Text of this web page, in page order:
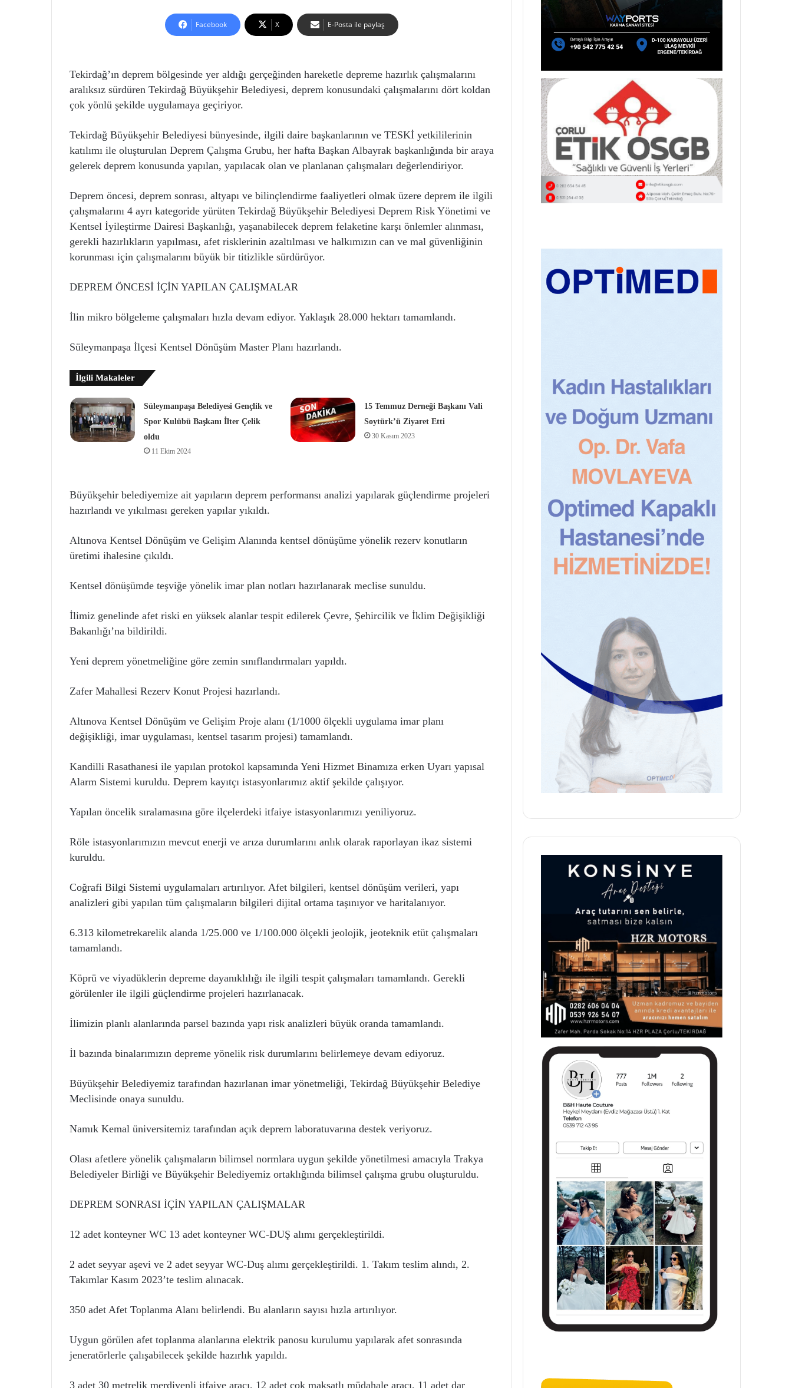
Facebook X E-Posta ile paylaş
Tekirdağ’ın deprem bölgesinde yer aldığı gerçeğinden hareketle depreme hazırlık çalışmalarını
aralıksız sürdüren Tekirdağ Büyükşehir Belediyesi, deprem konusundaki çalışmalarını dört koldan
çok yönlü şekilde uygulamaya geçiriyor.
Tekirdağ Büyükşehir Belediyesi bünyesinde, ilgili daire başkanlarının ve TESKİ yetkililerinin
katılımı ile oluşturulan Deprem Çalışma Grubu, her hafta Başkan Albayrak başkanlığında bir araya
gelerek deprem konusunda yapılan, yapılacak olan ve planlanan çalışmaları değerlendiriyor.
Deprem öncesi, deprem sonrası, altyapı ve bilinçlendirme faaliyetleri olmak üzere deprem ile ilgili
çalışmalarını 4 ayrı kategoride yürüten Tekirdağ Büyükşehir Belediyesi Deprem Risk Yönetimi ve
Kentsel İyileştirme Dairesi Başkanlığı, yaşanabilecek deprem felaketine karşı önlemler alınması,
gerekli hazırlıkların yapılması, afet risklerinin azaltılması ve halkımızın can ve mal güvenliğinin
korunması için çalışmalarını büyük bir titizlikle sürdürüyor.
DEPREM ÖNCESİ İÇİN YAPILAN ÇALIŞMALAR
İlin mikro bölgeleme çalışmaları hızla devam ediyor. Yaklaşık 28.000 hektarı tamamlandı.
Süleymanpaşa İlçesi Kentsel Dönüşüm Master Planı hazırlandı.
İlgili Makaleler
Süleymanpaşa Belediyesi Gençlik ve
Spor Kulübü Başkanı İlter Çelik
oldu
11 Ekim 2024
15 Temmuz Derneği Başkanı Vali
Soytürk’ü Ziyaret Etti
30 Kasım 2023
Büyükşehir belediyemize ait yapıların deprem performansı analizi yapılarak güçlendirme projeleri
hazırlandı ve yıkılması gereken yapılar yıkıldı.
Altınova Kentsel Dönüşüm ve Gelişim Alanında kentsel dönüşüme yönelik rezerv konutların
üretimi ihalesine çıkıldı.
Kentsel dönüşümde teşviğe yönelik imar plan notları hazırlanarak meclise sunuldu.
İlimiz genelinde afet riski en yüksek alanlar tespit edilerek Çevre, Şehircilik ve İklim Değişikliği
Bakanlığı’na bildirildi.
Yeni deprem yönetmeliğine göre zemin sınıflandırmaları yapıldı.
Zafer Mahallesi Rezerv Konut Projesi hazırlandı.
Altınova Kentsel Dönüşüm ve Gelişim Proje alanı (1/1000 ölçekli uygulama imar planı
değişikliği, imar uygulaması, kentsel tasarım projesi) tamamlandı.
Kandilli Rasathanesi ile yapılan protokol kapsamında Yeni Hizmet Binamıza erken Uyarı yapısal
Alarm Sistemi kuruldu. Deprem kayıtçı istasyonlarımız aktif şekilde çalışıyor.
Yapılan öncelik sıralamasına göre ilçelerdeki itfaiye istasyonlarımızı yeniliyoruz.
Röle istasyonlarımızın mevcut enerji ve arıza durumlarını anlık olarak raporlayan ikaz sistemi
kuruldu.
Coğrafi Bilgi Sistemi uygulamaları artırılıyor. Afet bilgileri, kentsel dönüşüm verileri, yapı
analizleri gibi yapılan tüm çalışmaların bilgileri dijital ortama taşınıyor ve haritalanıyor.
6.313 kilometrekarelik alanda 1/25.000 ve 1/100.000 ölçekli jeolojik, jeoteknik etüt çalışmaları
tamamlandı.
Köprü ve viyadüklerin depreme dayanıklılığı ile ilgili tespit çalışmaları tamamlandı. Gerekli
görülenler ile ilgili güçlendirme projeleri hazırlanacak.
İlimizin planlı alanlarında parsel bazında yapı risk analizleri büyük oranda tamamlandı.
İl bazında binalarımızın depreme yönelik risk durumlarını belirlemeye devam ediyoruz.
Büyükşehir Belediyemiz tarafından hazırlanan imar yönetmeliği, Tekirdağ Büyükşehir Belediye
Meclisinde onaya sunuldu.
Namık Kemal üniversitemiz tarafından açık deprem laboratuvarına destek veriyoruz.
Olası afetlere yönelik çalışmaların bilimsel normlara uygun şekilde yönetilmesi amacıyla Trakya
Belediyeler Birliği ve Büyükşehir Belediyemiz ortaklığında bilimsel çalışma grubu oluşturuldu.
DEPREM SONRASI İÇİN YAPILAN ÇALIŞMALAR
12 adet konteyner WC 13 adet konteyner WC-DUŞ alımı gerçekleştirildi.
2 adet seyyar aşevi ve 2 adet seyyar WC-Duş alımı gerçekleştirildi. 1. Takım teslim alındı, 2.
Takımlar Kasım 2023’te teslim alınacak.
350 adet Afet Toplanma Alanı belirlendi. Bu alanların sayısı hızla artırılıyor.
Uygun görülen afet toplanma alanlarına elektrik panosu kurulumu yapılarak afet sonrasında
jeneratörlerle çalışabilecek şekilde hazırlık yapıldı.
3 adet 30 metrelik merdivenli itfaiye aracı, 12 adet çok maksatlı müdahale aracı, 11 adet dar